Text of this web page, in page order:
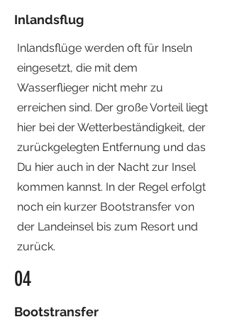
Inlandsflug
Inlandsflüge werden oft für Inseln
eingesetzt, die mit dem
Wasserflieger nicht mehr zu
erreichen sind. Der große Vorteil liegt
hier bei der Wetterbeständigkeit, der
zurückgelegten Entfernung und das
Du hier auch in der Nacht zur Insel
kommen kannst. In der Regel erfolgt
noch ein kurzer Bootstransfer von
der Landeinsel bis zum Resort und
zurück.
04
Bootstransfer